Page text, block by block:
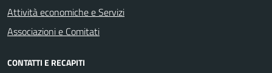
Attività economiche e Servizi
Associazioni e Comitati
CONTATTI E RECAPITI